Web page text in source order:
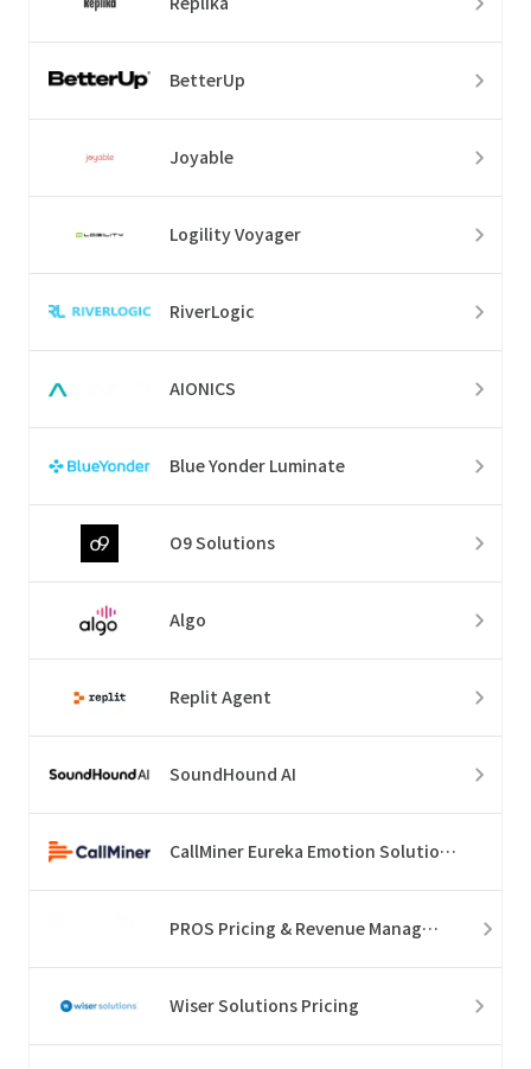
BetterUp
Joyable
Logility Voyager
RiverLogic
AIONICS
Blue Yonder Luminate
O9 Solutions
Algo
Replit Agent
SoundHound AI
CallMiner Eureka Emotion Solution Suite
PROS Pricing & Revenue Management
Wiser Solutions Pricing